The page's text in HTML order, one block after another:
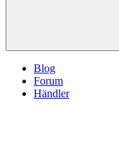
Blog
Forum
Händler